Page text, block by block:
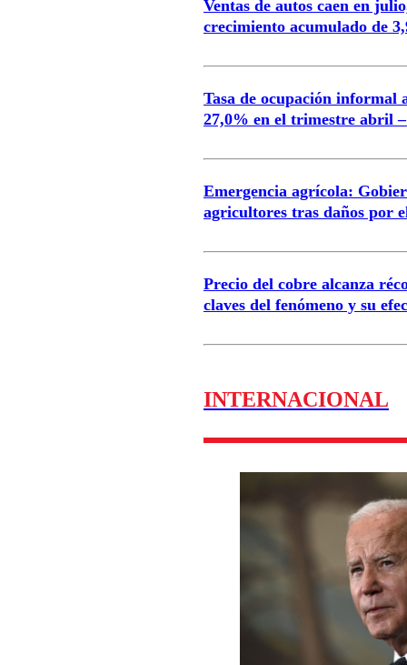
Ventas de autos caen en
crecimiento acumulado de
Tasa de ocupación informal
27,0% en el trimestre abril
Emergencia agrícola:
agricultores tras daños por
Precio del cobre alcanza
claves del fenómeno y su
INTERNACIONAL